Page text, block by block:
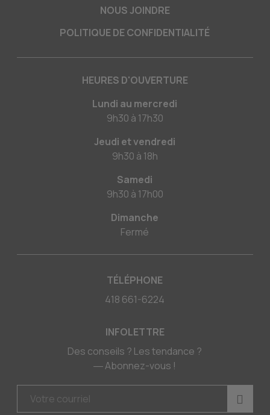
NOUS JOINDRE
POLITIQUE DE CONFIDENTIALITÉ
HEURES D'OUVERTURE
Lundi au mercredi
9h30 à 17h30
Jeudi et vendredi
9h30 à 18h
Samedi
9h30 à 17h00
Dimanche
Fermé
TÉLÉPHONE
418 661-6224
INFOLETTRE
Des conseils ? Les tendance ?
― Abonnez-vous !